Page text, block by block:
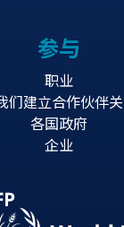
参与
职业
们建立合作伙伴
各国政府
企业